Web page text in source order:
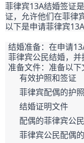
菲律宾13A结婚签证
证，允许他们在菲律
以下是申请菲律宾
结婚准备：在申请
菲律宾公民结婚，并
准备文件：准备以下
有效护照和签证
菲律宾配偶的护
结婚证明文件
配偶的菲律宾公
菲律宾公民配偶